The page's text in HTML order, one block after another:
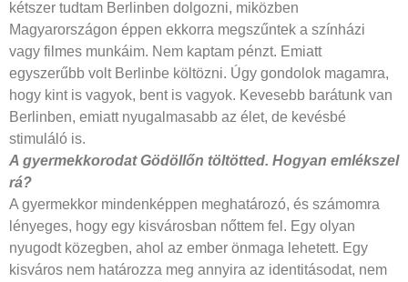
kétszer tudtam Berlinben dolgozni, miközben
Magyarországon éppen ekkorra megszűntek a színházi
vagy filmes munkáim. Nem kaptam pénzt. Emiatt
egyszerűbb volt Berlinbe költözni. Úgy gondolok magamra,
hogy kint is vagyok, bent is vagyok. Kevesebb barátunk van
Berlinben, emiatt nyugalmasabb az élet, de kevésbé
stimuláló is.
A gyermekkorodat Gödöllőn töltötted. Hogyan emlékszel
rá?
A gyermekkor mindenképpen meghatározó, és számomra
lényeges, hogy egy kisvárosban nőttem fel. Egy olyan
nyugodt közegben, ahol az ember önmaga lehetett. Egy
kisváros nem határozza meg annyira az identitásodat, nem